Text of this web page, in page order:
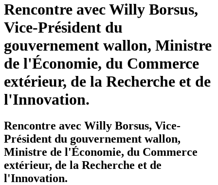
Rencontre avec Willy Borsus,
Vice-Président du
gouvernement wallon, Ministre
de l'Économie, du Commerce
extérieur, de la Recherche et de
l'Innovation.
Rencontre avec Willy Borsus, Vice-
Président du gouvernement wallon,
Ministre de l'Économie, du Commerce
extérieur, de la Recherche et de
l'Innovation.